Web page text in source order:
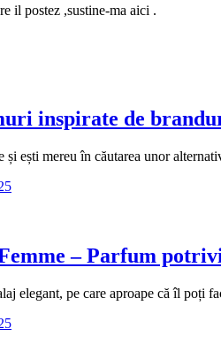
il postez ,sustine-ma aici .
inspirate de
și ești mereu în căutarea unor
– Parfum
elegant, pe care aproape că îl poți